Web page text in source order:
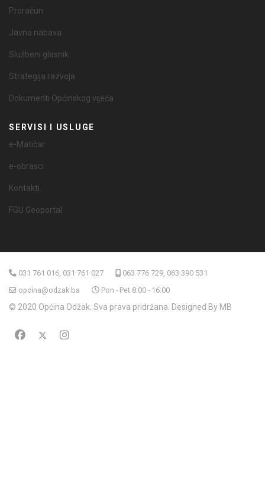
Proračun
Javna nabava
Službeni glasnik
Strategija razvoja
Dokumenti Općinskog vijeća
SERVISI I USLUGE
e-Matičar
e-obrasci
Kontakti
FGU Geoportal
031 761 016, 031 761 027
063 776 729, 063 390 531
opcina@odzak.ba
Pon - Pet 8:00 - 16:00
© 2020 Općina Odžak. Sva prava pridržana. Designed By MB